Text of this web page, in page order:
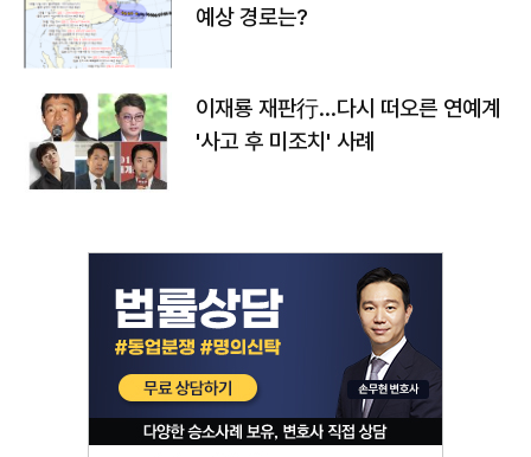
예상 경로는?
이재룡 재판行…다시 떠오른 연예계
'사고 후 미조치' 사례